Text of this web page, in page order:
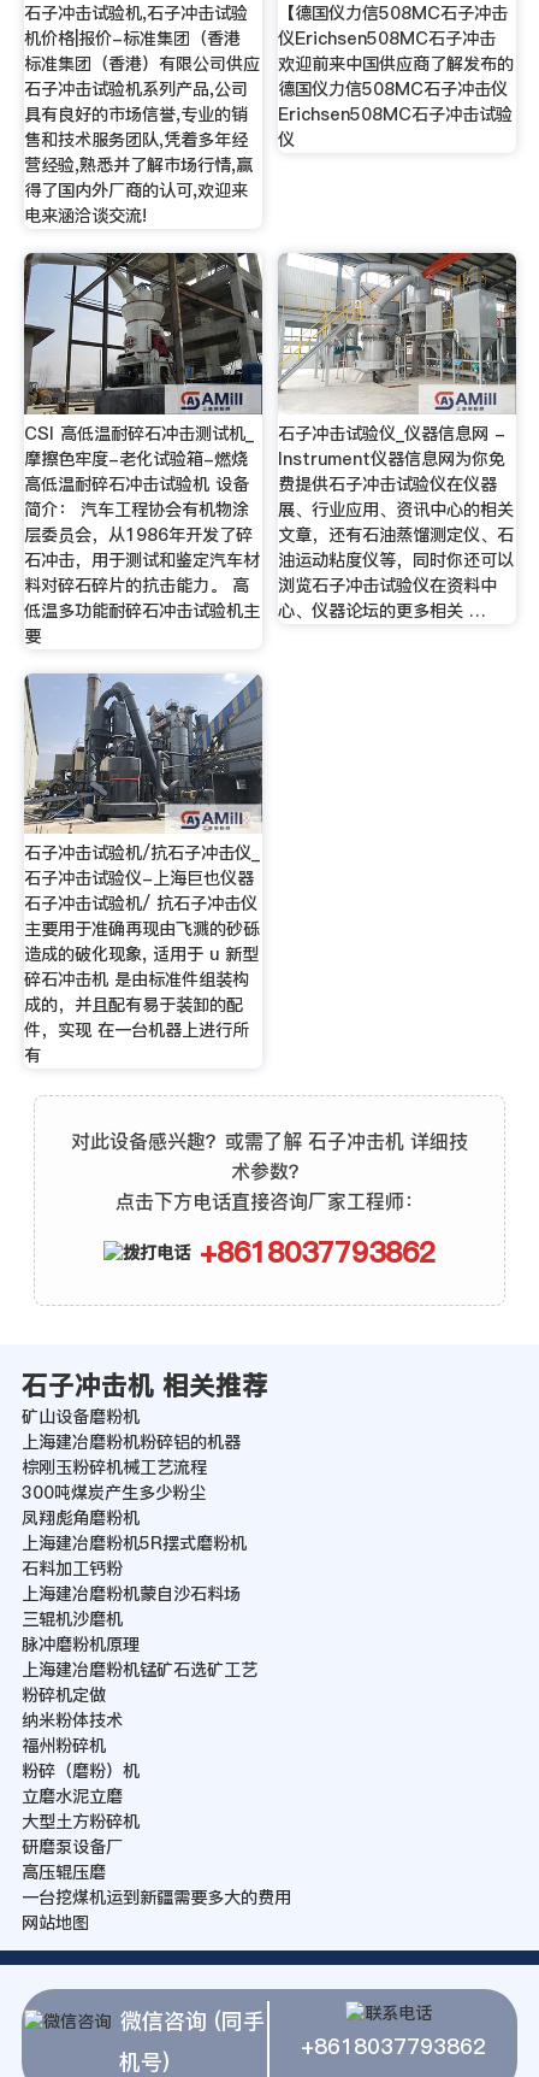
石子冲击试验机,石子冲击试验
机价格|报价-标准集团（香港
标准集团（香港）有限公司供应
石子冲击试验机系列产品,公司
具有良好的市场信誉,专业的销
售和技术服务团队,凭着多年经
营经验,熟悉并了解市场行情,赢
得了国内外厂商的认可,欢迎来
电来涵洽谈交流!
【德国仪力信508MC石子冲击
仪Erichsen508MC石子冲击
欢迎前来中国供应商了解发布的
德国仪力信508MC石子冲击仪
Erichsen508MC石子冲击试验
仪
CSI 高低温耐碎石冲击测试机_
摩擦色牢度-老化试验箱-燃烧
高低温耐碎石冲击试验机 设备
简介： 汽车工程协会有机物涂
层委员会，从1986年开发了碎
石冲击，用于测试和鉴定汽车材
料对碎石碎片的抗击能力。 高
低温多功能耐碎石冲击试验机主
要
石子冲击试验仪_仪器信息网 -
Instrument仪器信息网为你免
费提供石子冲击试验仪在仪器
展、行业应用、资讯中心的相关
文章，还有石油蒸馏测定仪、石
油运动粘度仪等，同时你还可以
浏览石子冲击试验仪在资料中
心、仪器论坛的更多相关 …
石子冲击试验机/抗石子冲击仪_
石子冲击试验仪-上海巨也仪器
石子冲击试验机/ 抗石子冲击仪
主要用于准确再现由飞溅的砂砾
造成的破化现象, 适用于 u 新型
碎石冲击机 是由标准件组装构
成的，并且配有易于装卸的配
件，实现 在一台机器上进行所
有
对此设备感兴趣？或需了解 石子冲击机 详细技
术参数？
点击下方电话直接咨询厂家工程师：
+8618037793862
石子冲击机 相关推荐
矿山设备磨粉机
上海建冶磨粉机粉碎铝的机器
棕刚玉粉碎机械工艺流程
300吨煤炭产生多少粉尘
凤翔彪角磨粉机
上海建冶磨粉机5R摆式磨粉机
石料加工钙粉
上海建冶磨粉机蒙自沙石料场
三辊机沙磨机
脉冲磨粉机原理
上海建冶磨粉机锰矿石选矿工艺
粉碎机定做
纳米粉体技术
福州粉碎机
粉碎（磨粉）机
立磨水泥立磨
大型土方粉碎机
研磨泵设备厂
高压辊压磨
一台挖煤机运到新疆需要多大的费用
网站地图
微信咨询 (同手
机号)
+8618037793862